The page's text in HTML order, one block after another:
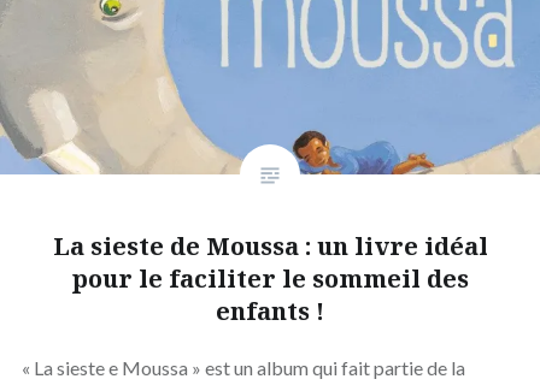
La sieste de Moussa : un livre idéal
pour le faciliter le sommeil des
enfants !
« La sieste e Moussa » est un album qui fait partie de la